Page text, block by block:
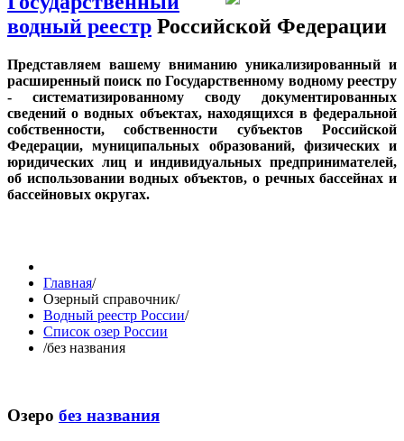
водный реестр Российской Федерации
Представляем вашему вниманию уникализированный и
расширенный поиск по Государственному водному реестру
- систематизированному своду документированных
сведений о водных объектах, находящихся в федеральной
собственности, собственности субъектов Российской
Федерации, муниципальных образований, физических и
юридических лиц и индивидуальных предпринимателей,
об использовании водных объектов, о речных бассейнах и
бассейновых округах.
Главная/
Озерный справочник/
Водный реестр России/
Список озер России
/без названия
Озеро без названия